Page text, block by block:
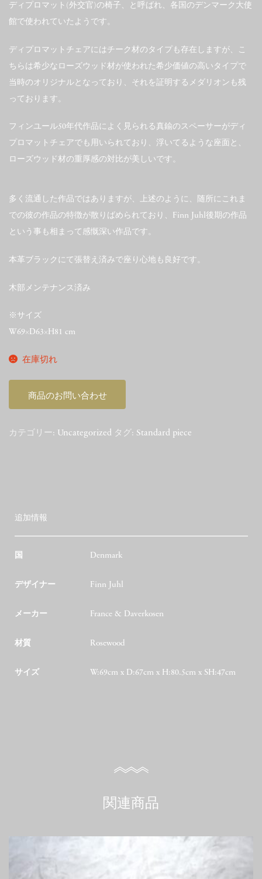
ディプロマット(外交官)の椅子、と呼ばれ、各国のデンマーク大使
館で使われていたようです。
ディプロマットチェアにはチーク材のタイプも存在しますが、こ
ちらは希少なローズウッド材が使われた希少価値の高いタイプで
当時のオリジナルとなっており、それを証明するメダリオンも残
っております。
フィンユール50年代作品によく見られる真鍮のスペーサーがディ
プロマットチェアでも用いられており、浮いてるような座面と、
ローズウッド材の重厚感の対比が美しいです。
多く流通した作品ではありますが、上述のように、随所にこれま
での彼の作品の特徴が散りばめられており、Finn Juhl後期の作品
という事も相まって感慨深い作品です。
本革ブラックにて張替え済みで座り心地も良好です。
木部メンテナンス済み
※サイズ
W69×D63×H81 cm
在庫切れ
商品のお問い合わせ
カテゴリー: Uncategorized タグ: Standard piece
追加情報
国 Denmark
デザイナー Finn Juhl
メーカー France & Daverkosen
材質 Rosewood
サイズ W:69cm x D:67cm x H:80.5cm x SH:47cm
関連商品